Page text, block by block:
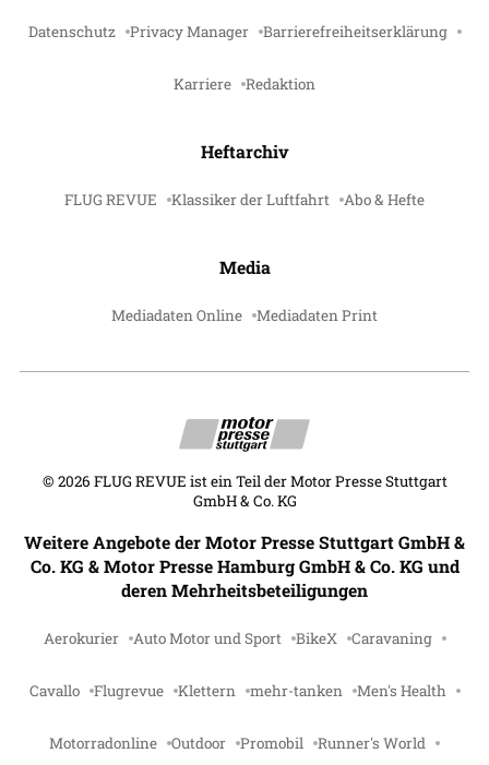
Datenschutz Privacy Manager Barrierefreiheitserklärung
Karriere Redaktion
Heftarchiv
FLUG REVUE Klassiker der Luftfahrt Abo & Hefte
Media
Mediadaten Online Mediadaten Print
© 2026 FLUG REVUE ist ein Teil der Motor Presse Stuttgart
GmbH & Co. KG
Weitere Angebote der Motor Presse Stuttgart GmbH &
Co. KG & Motor Presse Hamburg GmbH & Co. KG und
deren Mehrheitsbeteiligungen
Aerokurier Auto Motor und Sport BikeX Caravaning
Cavallo Flugrevue Klettern mehr-tanken Men's Health
Motorradonline Outdoor Promobil Runner's World